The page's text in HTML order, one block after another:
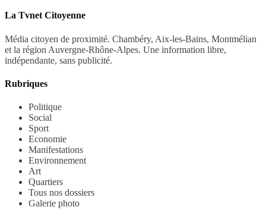
La Tvnet Citoyenne
Média citoyen de proximité. Chambéry, Aix-les-Bains, Montmélian
et la région Auvergne-Rhône-Alpes. Une information libre,
indépendante, sans publicité.
Rubriques
Politique
Social
Sport
Economie
Manifestations
Environnement
Art
Quartiers
Tous nos dossiers
Galerie photo